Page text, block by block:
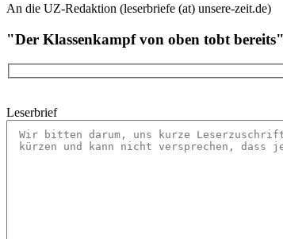
An die UZ-Redaktion (leserbriefe (at) unsere-zeit.de)
"Der Klassenkampf von oben tobt
Leserbrief